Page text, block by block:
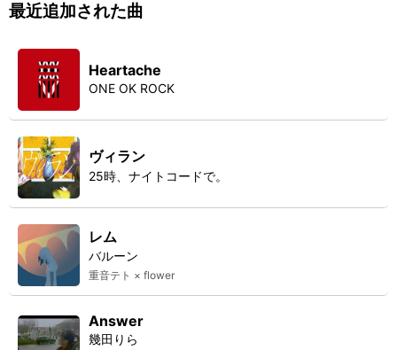
最近追加された曲
Heartache
ONE OK ROCK
ヴィラン
25時、ナイトコードで。
レム
バルーン
重音テト × flower
Answer
幾田りら